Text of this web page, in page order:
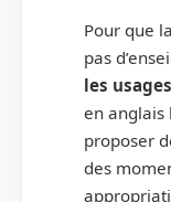
Pour que
pas
les
en anglais
proposer
des